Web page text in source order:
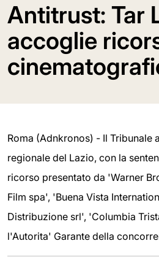
Antitrust: Tar
accoglie
Roma (Adnkronos) - Il Tribunale
regionale del Lazio, con la
ricorso presentato da 'Warner
Film spa', 'Buena Vista
Distribuzione srl', 'Columbia
l'Autorita' Garante della